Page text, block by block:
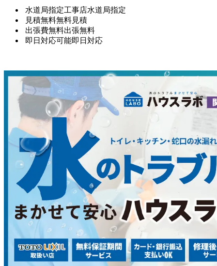
水道局指定工事店水道局指定
見積無料無料見積
出張費無料出張無料
即日対応可能即日対応